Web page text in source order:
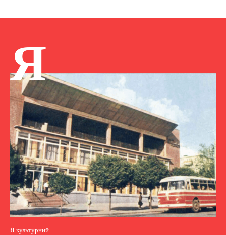
Я
Я культурний